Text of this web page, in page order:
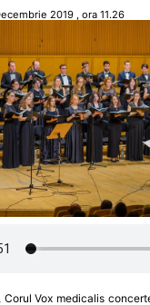
2019 , ora 11.26
Corul Vox medicalis